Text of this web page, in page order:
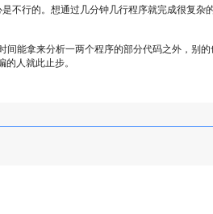
行的。想通过几分钟几行程序就完成很复杂
能拿来分析一两个程序的部分代码之外，别
人就此止步。